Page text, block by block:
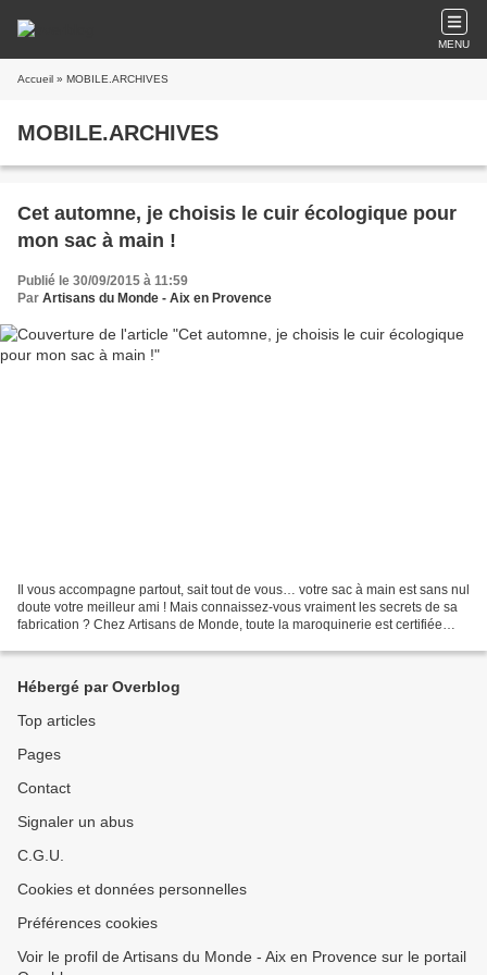
MENU
Accueil » MOBILE.ARCHIVES
MOBILE.ARCHIVES
Cet automne, je choisis le cuir écologique pour
mon sac à main !
Publié le 30/09/2015 à 11:59
Par Artisans du Monde - Aix en Provence
Il vous accompagne partout, sait tout de vous… votre sac à main est sans nul
doute votre meilleur ami ! Mais connaissez-vous vraiment les secrets de sa
fabrication ? Chez Artisans de Monde, toute la maroquinerie est certifiée
Hébergé par Overblog
Top articles
Pages
Contact
Signaler un abus
C.G.U.
Cookies et données personnelles
Préférences cookies
Voir le profil de Artisans du Monde - Aix en Provence sur le portail